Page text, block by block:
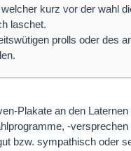
kurz vor der wahl
laschet.
prolls oder des
Plakate an den
-
bzw. sympathisch oder